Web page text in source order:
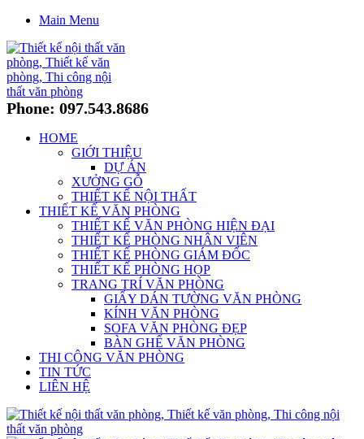
Main Menu
Phone: 097.543.8686
HOME
GIỚI THIỆU
DỰ ÁN
XƯỞNG GỖ
THIẾT KẾ NỘI THẤT
THIẾT KẾ VĂN PHÒNG
THIẾT KẾ VĂN PHÒNG HIỆN ĐẠI
THIẾT KẾ PHÒNG NHÂN VIÊN
THIẾT KẾ PHÒNG GIÁM ĐỐC
THIẾT KẾ PHÒNG HỌP
TRANG TRÍ VĂN PHÒNG
GIẤY DÁN TƯỜNG VĂN PHÒNG
KÍNH VĂN PHÒNG
SOFA VĂN PHÒNG ĐẸP
BÀN GHẾ VĂN PHÒNG
THI CÔNG VĂN PHÒNG
TIN TỨC
LIÊN HỆ